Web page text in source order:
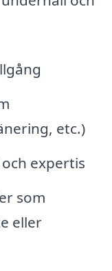
etc.)
expertis
som
eller